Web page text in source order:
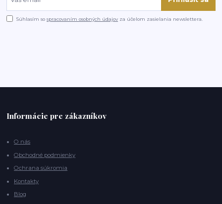
Súhlasím sospracovaním osobných údajov za účelom zasielania newslettera.
Informácie pre zákazníkov
O nás
Obchodné podmienky
Ochrana súkromia
Kontakty
Blog